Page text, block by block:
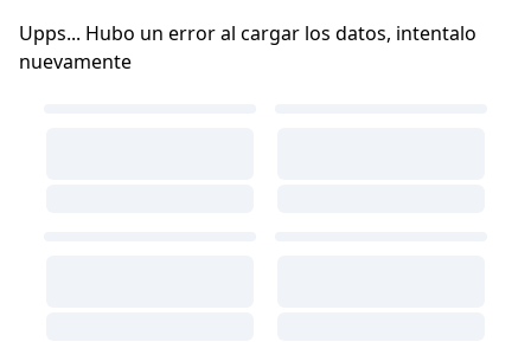
Upps... Hubo un error al cargar los datos, intentalo
nuevamente